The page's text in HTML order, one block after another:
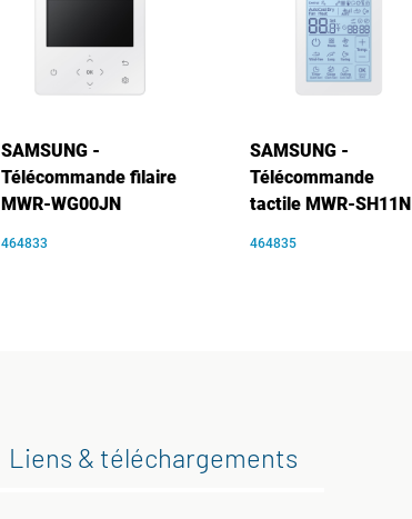
SAMSUNG -
Télécommande filaire
MWR-WG00JN
464833
SAMSUNG -
Télécommande
tactile MWR-SH11N
464835
Liens & téléchargements